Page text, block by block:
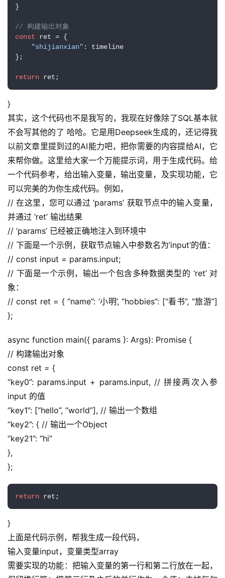
}
// 构建输出对象
const ret = {
"shijianxian" : timeline
};
return ret;
}
其实，这个代码也不是我写的，我现在好像除了SQL基本就
不会写其他的了 哈哈。它是用Deepseek生成的，还记得我
以前文章里提到过的AI能力吧，把你需要的内容提给AI，它
来帮你做。这里给大家一个万能提示词，用于生成代码。给
一个代码参考，给出输入变量，输出变量，及实现功能，它
可以完美的为你生成代码。例如，
// 在这里，您可以通过 ‘params’ 获取节点中的输入变量，
并通过 ‘ret’ 输出结果
// ‘params’ 已经被正确地注入到环境中
// 下面是一个示例，获取节点输入中参数名为’input’的值：
// const input = params.input;
// 下面是一个示例，输出一个包含多种数据类型的 ‘ret’ 对
象：
// const ret = { “name”: ‘小明’, “hobbies”: [“看书”, “旅游”]
};
async function main({ params }: Args): Promise {
// 构建输出对象
const ret = {
“key0”: params.input + params.input, // 拼接两次入参
input 的值
“key1”: [“hello”, “world”], // 输出一个数组
“key2”: { // 输出一个Object
“key21”: “hi”
},
};
return ret;
}
上面是代码示例，帮我生成一段代码，
输入变量input，变量类型array
需要实现的功能：把输入变量的第一行和第二行放在一起，